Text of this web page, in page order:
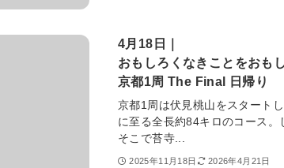
4月18日｜
おもしろくなきことをおも
京都1周 The Final 日帰り
京都1周は伏見桃山をスタート
に至る全長約84キロのコース。
そこで苔寺...
2025年11月18日 2026年4月21日